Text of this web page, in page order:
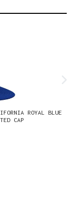
ROYAL BLUE
CAP